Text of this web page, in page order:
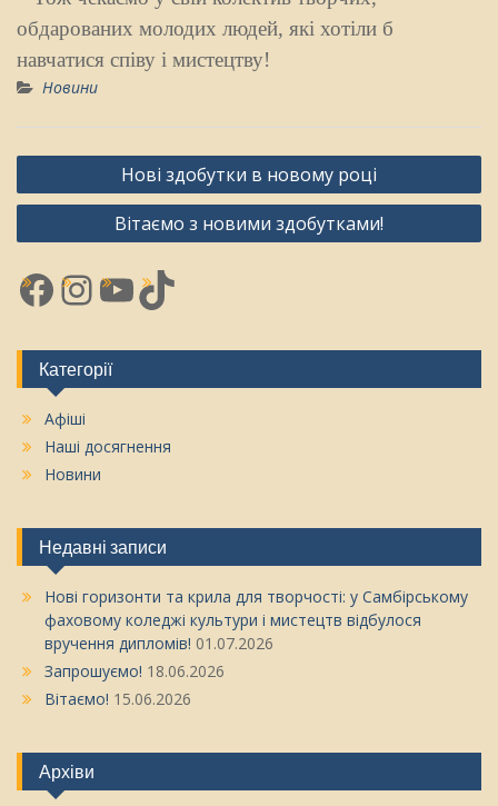
обдарованих молодих людей, які хотіли б
навчатися співу і мистецтву!
Новини
Навігація
записів
Нові здобутки в новому році
Вітаємо з новими здобутками!
Facebook
Instagram
YouTube
TikTok
Категорії
Афіші
Наші досягнення
Новини
Недавні записи
Нові горизонти та крила для творчості: у Самбірському
фаховому коледжі культури і мистецтв відбулося
вручення дипломів! 01.07.2026
Запрошуємо! 18.06.2026
Вітаємо! 15.06.2026
Архіви